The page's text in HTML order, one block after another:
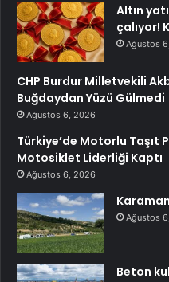
Altın
çalıyor!
Ağustos
CHP Burdur Milletvekili
Buğdaydan Yüzü Gülmedi
Ağustos 6, 2026
Türkiye’de Motorlu Taşıt
Motosiklet Liderliği Kaptı
Ağustos 6, 2026
Ağustos
Beton